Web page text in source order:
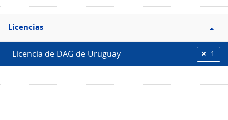
Filtro
Licencias
Licencias
Licencia de DAG de Uruguay 1